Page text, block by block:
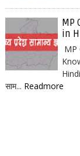
MP
in
MP
साम... Readmore